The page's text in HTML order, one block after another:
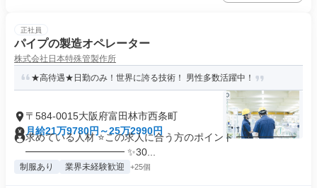
正社員
パイプの製造オペレーター
株式会社日本特殊管製作所
★高待遇★日勤のみ！世界に誇る技術！ 男性多数活躍中！
〒584-0015大阪府富田林市西条町
月給21万9780円～25万2990円
求めている人材 ⭐この求人に合う方のポイント ━━━━━━
━━━━━━━━━━ ✨30...
制服あり 業界未経験歓迎 +25個